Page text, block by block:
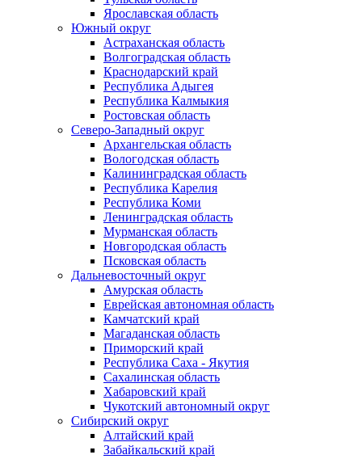
Ярославская область
Южный округ
Астраханская область
Волгоградская область
Краснодарский край
Республика Адыгея
Республика Калмыкия
Ростовская область
Северо-Западный округ
Архангельская область
Вологодская область
Калининградская область
Республика Карелия
Республика Коми
Ленинградская область
Мурманская область
Новгородская область
Псковская область
Дальневосточный округ
Амурская область
Еврейская автономная область
Камчатский край
Магаданская область
Приморский край
Республика Саха - Якутия
Сахалинская область
Хабаровский край
Чукотский автономный округ
Сибирский округ
Алтайский край
Забайкальский край